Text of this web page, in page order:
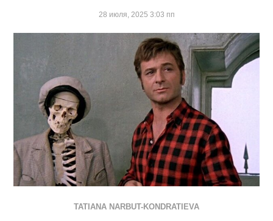
28 июля, 2025 3:03 пп
TATIANA NARBUT-KONDRATIEVA